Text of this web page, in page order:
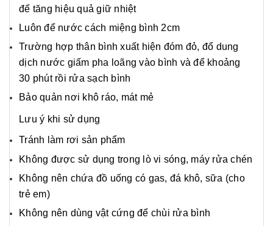
để tăng hiệu quả giữ nhiệt
Luôn để nước cách miệng bình 2cm
Trường hợp thân bình xuất hiện đóm đỏ, đổ dung
dịch nước giấm pha loãng vào bình và để khoảng
30 phút rồi rửa sạch bình
Bảo quản nơi khô ráo, mát mẻ
Lưu ý khi sử dụng
Tránh làm rơi sản phẩm
Không được sử dụng trong lò vi sóng, máy rửa chén
Không nên chứa đồ uống có gas, đá khô, sữa (cho
trẻ em)
Không nên dùng vật cứng để chùi rửa bình